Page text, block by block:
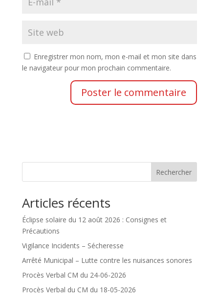
Enregistrer mon nom, mon e-mail et mon site dans
le navigateur pour mon prochain commentaire.
Rechercher
Articles récents
Éclipse solaire du 12 août 2026 : Consignes et
Précautions
Vigilance Incidents – Sécheresse
Arrêté Municipal – Lutte contre les nuisances sonores
Procès Verbal CM du 24-06-2026
Procès Verbal du CM du 18-05-2026